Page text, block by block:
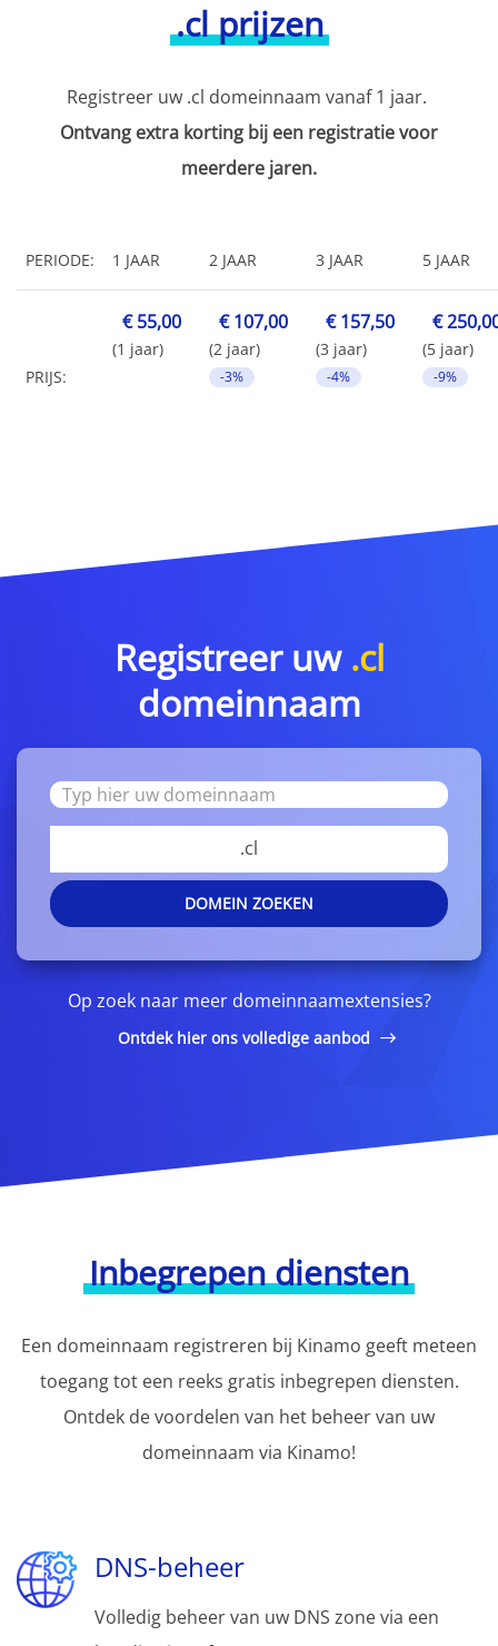
.cl prijzen
Registreer uw .cl domeinnaam vanaf 1 jaar.
Ontvang extra korting bij een registratie voor
meerdere jaren.
PERIODE: 1 JAAR 2 JAAR 3 JAAR 5 JAAR
PRIJS:
€ 55,00
(1 jaar)
€ 107,00
(2 jaar)
-3%
€ 157,50
(3 jaar)
-4%
€
(5 jaar)
-9%
Registreer uw .cl
domeinnaam
.cl
DOMEIN ZOEKEN
Op zoek naar meer domeinnaamextensies?
Ontdek hier ons volledige aanbod
Inbegrepen diensten
Een domeinnaam registreren bij Kinamo geeft meteen
toegang tot een reeks gratis inbegrepen diensten.
Ontdek de voordelen van het beheer van uw
domeinnaam via Kinamo!
DNS-beheer
Volledig beheer van uw DNS zone via een